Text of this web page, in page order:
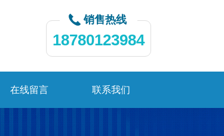
销售热线
18780123984
在线留言 联系我们